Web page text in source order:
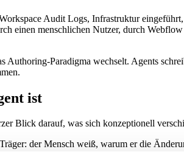
Audit Logs, Infrastruktur
einen menschlichen Nutzer, durch
Authoring-Paradigma wechselt. Agents
ist
Blick darauf, was sich konzeptionell
der Mensch weiß, warum er die
außerhalb des Systems, im Kopf der